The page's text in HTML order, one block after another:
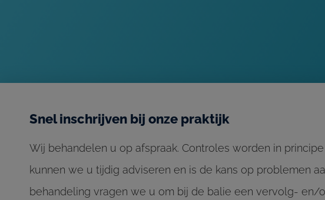
Snel inschrijven bij onze praktijk
Wij behandelen u op afspraak. Controles worden in
kunnen we u tijdig adviseren en is de kans op problemen
behandeling vragen we u om bij de balie een vervolg- en/